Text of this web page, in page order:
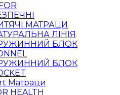
МАТРАЦИ
ЛІНІЯ
БЛОК
БЛОК
Матраци
HEALTH